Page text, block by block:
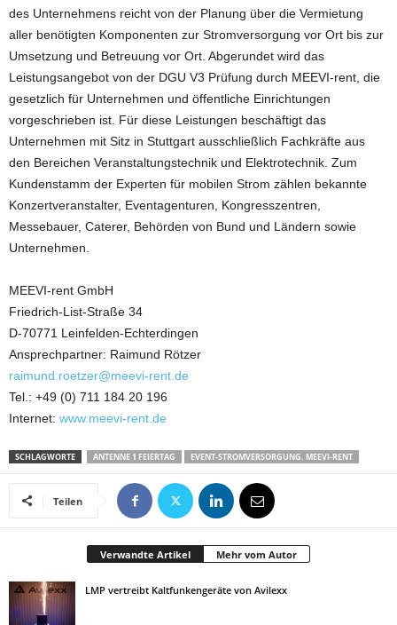
des Unternehmens reicht von der Planung über die Vermietung
aller benötigten Komponenten zur Stromversorgung vor Ort bis zur
Umsetzung und Betreuung vor Ort. Abgerundet wird das
Leistungsangebot von der DGU V3 Prüfung durch MEEVI-rent, die
gesetzlich für Unternehmen und öffentliche Einrichtungen
vorgeschrieben ist. Für diese Leistungen beschäftigt das
Unternehmen mit Sitz in Stuttgart ausschließlich Fachkräfte aus
den Bereichen Veranstaltungstechnik und Elektrotechnik. Zum
Kundenstamm der Experten für mobilen Strom zählen bekannte
Konzertveranstalter, Eventagenturen, Kongresszentren,
Messebauer, Caterer, Behörden von Bund und Ländern sowie
Unternehmen.
MEEVI-rent GmbH
Friedrich-List-Straße 34
D-70771 Leinfelden-Echterdingen
Ansprechpartner: Raimund Rötzer
raimund.roetzer@meevi-rent.de
Tel.: +49 (0) 711 184 20 196
Internet: www.meevi-rent.de
SCHLAGWORTE ANTENNE 1 FEIERTAG EVENT-STROMVERSORGUNG. MEEVI-RENT
Teilen
Verwandte Artikel Mehr vom Autor
LMP vertreibt Kaltfunkengeräte von Avilexx